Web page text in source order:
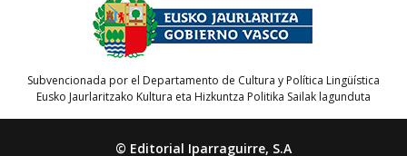
Subvencionada por el Departamento de Cultura y Política Lingüística
Eusko Jaurlaritzako Kultura eta Hizkuntza Politika Sailak lagunduta
© Editorial Iparraguirre, S.A